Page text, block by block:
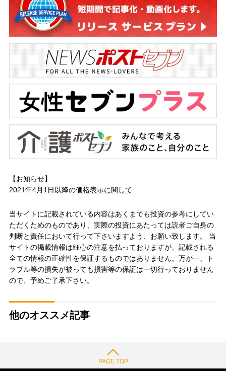
【お知らせ】
2021年4月1日以降の価格表示に関して
当サイトに記載されている内容はあくまでも投資の参考にしてい
ただくためのものであり、実際の投資にあたっては読者ご自身の
判断と責任において行って下さいますよう、お願い致します。 当
サイトの掲載情報は細心の注意を払っておりますが、記載される
全ての情報の正確性を保証するものではありません。万が一、ト
ラブル等の損失が被っても損害等の保証は一切行っておりません
ので、予めご了承下さい。
他のオススメ記事
PAGE TOP